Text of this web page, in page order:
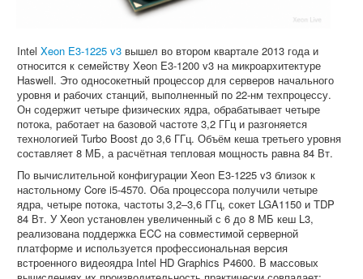
Intel Xeon E3-1225 v3 вышел во втором квартале 2013 года и
относится к семейству Xeon E3-1200 v3 на микроархитектуре
Haswell. Это односокетный процессор для серверов начального
уровня и рабочих станций, выполненный по 22-нм техпроцессу.
Он содержит четыре физических ядра, обрабатывает четыре
потока, работает на базовой частоте 3,2 ГГц и разгоняется
технологией Turbo Boost до 3,6 ГГц. Объём кеша третьего уровня
составляет 8 МБ, а расчётная тепловая мощность равна 84 Вт.
По вычислительной конфигурации Xeon E3-1225 v3 близок к
настольному Core i5-4570. Оба процессора получили четыре
ядра, четыре потока, частоты 3,2–3,6 ГГц, сокет LGA1150 и TDP
84 Вт. У Xeon установлен увеличенный с 6 до 8 МБ кеш L3,
реализована поддержка ECC на совместимой серверной
платформе и используется профессиональная версия
встроенного видеоядра Intel HD Graphics P4600. В массовых